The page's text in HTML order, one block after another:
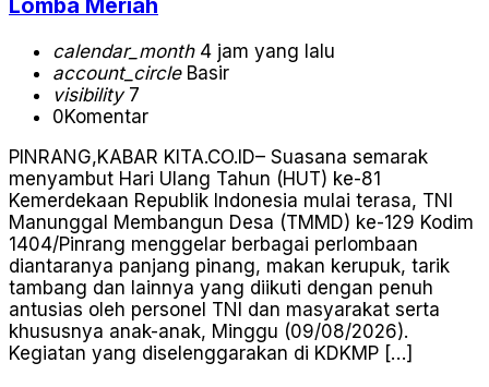
Lomba Meriah
calendar_month4 jam yang lalu
account_circleBasir
visibility7
0Komentar
PINRANG,KABAR KITA.CO.ID– Suasana semarak
menyambut Hari Ulang Tahun (HUT) ke-81
Kemerdekaan Republik Indonesia mulai terasa, TNI
Manunggal Membangun Desa (TMMD) ke-129 Kodim
1404/Pinrang menggelar berbagai perlombaan
diantaranya panjang pinang, makan kerupuk, tarik
tambang dan lainnya yang diikuti dengan penuh
antusias oleh personel TNI dan masyarakat serta
khususnya anak-anak, Minggu (09/08/2026).
Kegiatan yang diselenggarakan di KDKMP […]